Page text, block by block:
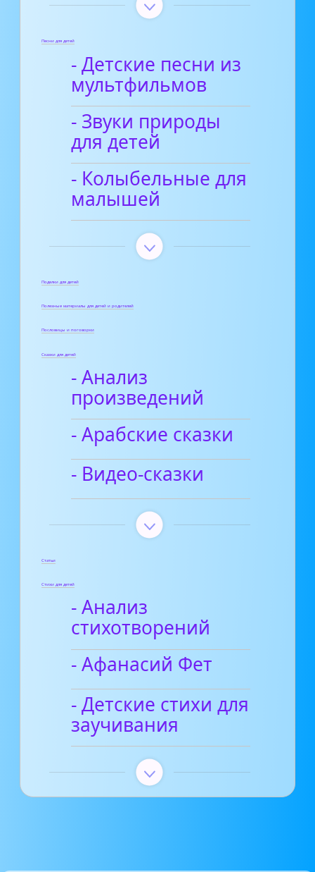
Песни для детей
- Детские песни из
мультфильмов
- Звуки природы
для детей
- Колыбельные для
малышей
Поделки для детей
Полезные материалы для детей и родителей
Пословицы и поговорки
Сказки для детей
- Анализ
произведений
- Арабские сказки
- Видео-сказки
Статьи
Стихи для детей
- Анализ
стихотворений
- Афанасий Фет
- Детские стихи для
заучивания